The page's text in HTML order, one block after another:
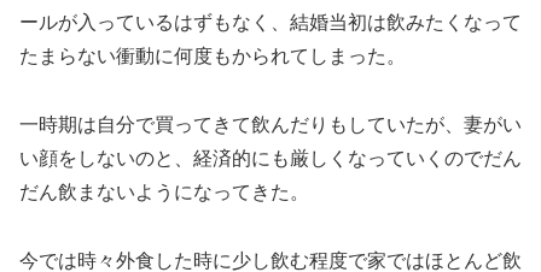
ールが入っているはずもなく、結婚当初は飲みたくなって
たまらない衝動に何度もかられてしまった。
一時期は自分で買ってきて飲んだりもしていたが、妻がい
い顔をしないのと、経済的にも厳しくなっていくのでだん
だん飲まないようになってきた。
今では時々外食した時に少し飲む程度で家ではほとんど飲